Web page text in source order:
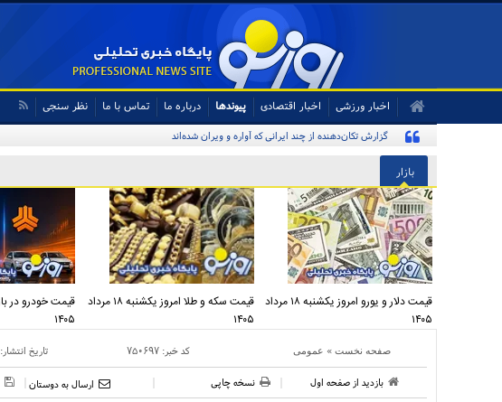
اخبار ورزشی اخبار اقتصادی پیوندها درباره ما تماس با ما نظر سنجی
گزارش تکان‌دهنده از چند ایرانی که آواره و ویران شده‌اند
بازار
قیمت دلار و یورو امروز یکشنبه ۱۸ مرداد
۱۴۰۵
قیمت سکه و طلا امروز یکشنبه ۱۸ مرداد
۱۴۰۵
۱۴۰۵
صفحه نخست » عمومی کد خبر:۷۵۰۶۹۷ تاریخ انتشار:
بازدید از صفحه اول نسخه چاپی ارسال به دوستان